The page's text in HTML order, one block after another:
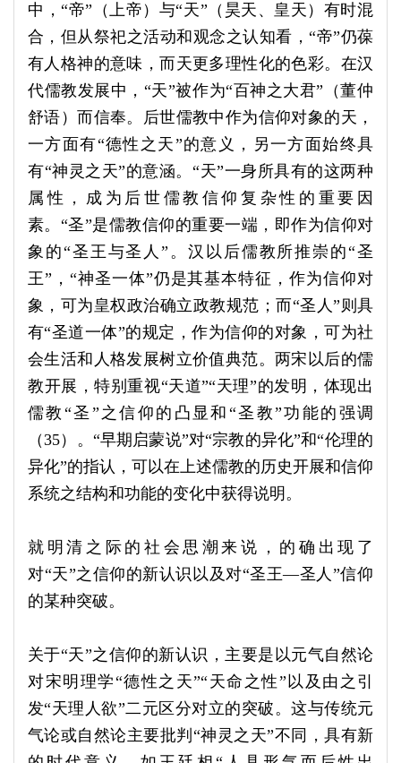
中，“帝”（上帝）与“天”（昊天、皇天）有时混
合，但从祭祀之活动和观念之认知看，“帝”仍葆
有人格神的意味，而天更多理性化的色彩。在汉
代儒教发展中，“天”被作为“百神之大君”（董仲
舒语）而信奉。后世儒教中作为信仰对象的天，
一方面有“德性之天”的意义，另一方面始终具
有“神灵之天”的意涵。“天”一身所具有的这两种
属性，成为后世儒教信仰复杂性的重要因
素。“圣”是儒教信仰的重要一端，即作为信仰对
象的“圣王与圣人”。汉以后儒教所推崇的“圣
王”，“神圣一体”仍是其基本特征，作为信仰对
象，可为皇权政治确立政教规范；而“圣人”则具
有“圣道一体”的规定，作为信仰的对象，可为社
会生活和人格发展树立价值典范。两宋以后的儒
教开展，特别重视“天道”“天理”的发明，体现出
儒教“圣”之信仰的凸显和“圣教”功能的强调
（35）。“早期启蒙说”对“宗教的异化”和“伦理的
异化”的指认，可以在上述儒教的历史开展和信仰
系统之结构和功能的变化中获得说明。
就明清之际的社会思潮来说，的确出现了
对“天”之信仰的新认识以及对“圣王—圣人”信仰
的某种突破。
关于“天”之信仰的新认识，主要是以元气自然论
对宋明理学“德性之天”“天命之性”以及由之引
发“天理人欲”二元区分对立的突破。这与传统元
气论或自然论主要批判“神灵之天”不同，具有新